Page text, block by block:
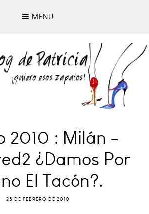
MENU
2010 : Milán -
¿Damos Por
El Tacón?.
25 DE FEBRERO DE 2010